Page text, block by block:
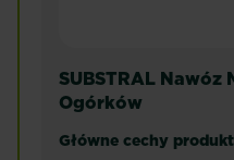
SUBSTRAL Nawóz
Ogórków
Główne cechy